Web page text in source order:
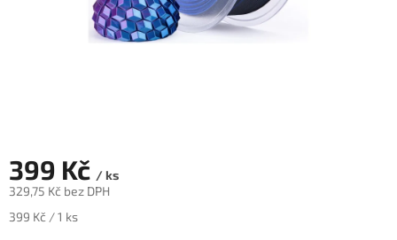
Měna
(CZK)
399 Kč / ks
329,75 Kč bez DPH
Měrná
399 Kč / 1 ks